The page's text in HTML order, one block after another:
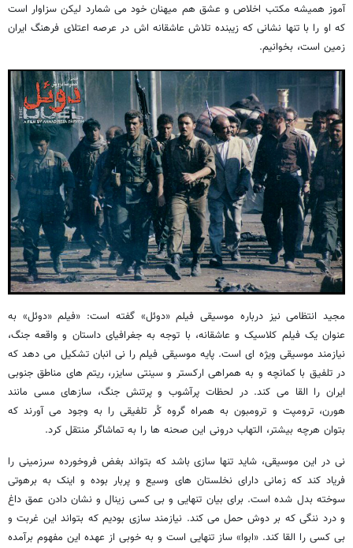
آموز همیشه مکتب اخلاص و عشق هم میهنان خود می شمارد لیکن سزاوار است
که او را با تنها نشانی که زیبنده تلاش عاشقانه اش در عرصه اعتلای فرهنگ ایران
زمین است، بخوانیم.
مجید انتظامی نیز درباره موسیقی فیلم «دوئل» گفته است: «فیلم «دوئل» به
عنوان یک فیلم کلاسیک و عاشقانه، با توجه به جغرافیای داستان و واقعه جنگ،
نیازمند موسیقی ویژه ای است. پایه موسیقی فیلم را نی انبان تشکیل می دهد که
در تلفیق با کمانچه و به همراهی ارکستر و سینتی سایزر، ریتم های مناطق جنوبی
ایران را القا می کند. در لحظات پرآشوب و پرتنش جنگ، سازهای مسی مانند
هورن، ترومپت و ترومبون به همراه گروه کُر تلفیقی را به وجود می آورند که
بتوان هرچه بیشتر، التهاب درونی این صحنه ها را به تماشاگر منتقل کرد.
نی در این موسیقی، شاید تنها سازی باشد که بتواند بغض فروخورده سرزمینی را
فریاد کند که زمانی دارای نخلستان های وسیع و پربار بوده و اینک به برهوتی
سوخته بدل شده است. برای بیان تنهایی و بی کسی زینال و نشان دادن عمق داغ
و درد ننگی که بر دوش حمل می کند. نیازمند سازی بودیم که بتواند این غربت و
بی کسی را القا کند. «ابوا» ساز تنهایی است و به خوبی از عهده این مفهوم برآمده